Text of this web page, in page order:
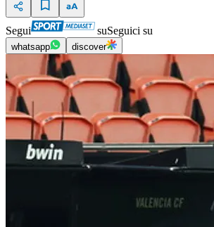
Segui suSeguici su
whatsapp discover